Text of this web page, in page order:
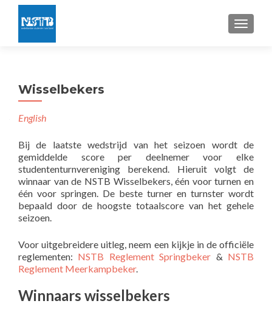
Wisselbekers
English
Bij de laatste wedstrijd van het seizoen wordt de
gemiddelde score per deelnemer voor elke
studententurnvereniging berekend. Hieruit volgt de
winnaar van de NSTB Wisselbekers, één voor turnen en
één voor springen. De beste turner en turnster wordt
bepaald door de hoogste totaalscore van het gehele
seizoen.
Voor uitgebreidere uitleg, neem een kijkje in de officiële
reglementen: NSTB Reglement Springbeker & NSTB
Reglement Meerkampbeker.
Winnaars wisselbekers